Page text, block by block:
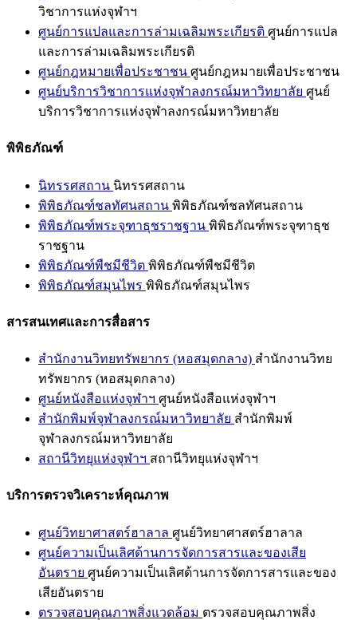
วิชาการแห่งจุฬาฯ
ศูนย์การแปลและการล่ามเฉลิมพระเกียรติ ศูนย์การแปล
และการล่ามเฉลิมพระเกียรติ
ศูนย์กฎหมายเพื่อประชาชน ศูนย์กฎหมายเพื่อประชาชน
ศูนย์บริการวิชาการแห่งจุฬาลงกรณ์มหาวิทยาลัย ศูนย์
บริการวิชาการแห่งจุฬาลงกรณ์มหาวิทยาลัย
พิพิธภัณฑ์
นิทรรศสถาน นิทรรศสถาน
พิพิธภัณฑ์ชลทัศนสถาน พิพิธภัณฑ์ชลทัศนสถาน
พิพิธภัณฑ์พระจุฑาธุชราชฐาน พิพิธภัณฑ์พระจุฑาธุช
ราชฐาน
พิพิธภัณฑ์พืชมีชีวิต พิพิธภัณฑ์พืชมีชีวิต
พิพิธภัณฑ์สมุนไพร พิพิธภัณฑ์สมุนไพร
สารสนเทศและการสื่อสาร
สำนักงานวิทยทรัพยากร (หอสมุดกลาง) สำนักงานวิทย
ทรัพยากร (หอสมุดกลาง)
ศูนย์หนังสือแห่งจุฬาฯ ศูนย์หนังสือแห่งจุฬาฯ
สำนักพิมพ์จุฬาลงกรณ์มหาวิทยาลัย สำนักพิมพ์
จุฬาลงกรณ์มหาวิทยาลัย
สถานีวิทยุแห่งจุฬาฯ สถานีวิทยุแห่งจุฬาฯ
บริการตรวจวิเคราะห์คุณภาพ
ศูนย์วิทยาศาสตร์ฮาลาล ศูนย์วิทยาศาสตร์ฮาลาล
ศูนย์ความเป็นเลิศด้านการจัดการสารและของเสีย
อันตราย ศูนย์ความเป็นเลิศด้านการจัดการสารและของ
เสียอันตราย
ตรวจสอบคุณภาพสิ่งแวดล้อม ตรวจสอบคุณภาพสิ่ง